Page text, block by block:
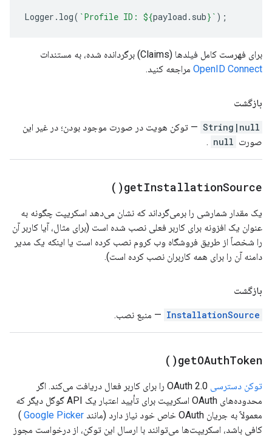
Logger . log( `Profile ID: ${payload . sub} ` );
برای فهرست کامل فیلدها (Claims) برگردانده شده، به مستندات
OpenID Connect مراجعه کنید.
بازگشت
String|null — توکن هویت در صورت موجود بودن؛ در غیر این
صورت null
.
getInstallationSource(
)
یک مقدار شمارشی را برمی‌گرداند که نشان می‌دهد اسکریپت چگونه به
عنوان یک افزونه برای کاربر فعلی نصب شده است (برای مثال، آیا کاربر آن
را شخصاً از طریق فروشگاه وب کروم نصب کرده است یا اینکه یک مدیر
دامنه آن را برای همه کاربران نصب کرده است).
بازگشت
InstallationSource — منبع نصب.
getOAuthToken(
)
توکن دسترسی
OAuth 2.0 را برای کاربر فعال دریافت می‌کند. اگر
محدوده‌های OAuth اسکریپت برای تأیید اعتبار یک API گوگل دیگر که
معمولاً به جریان OAuth خاص خود نیاز دارد (مانند
Google Picker
)
کافی باشد، اسکریپت‌ها می‌توانند با ارسال این توکن، از درخواست مجوز